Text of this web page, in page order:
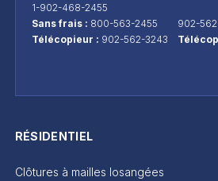
1-902-468-2455
Sans frais : 800-563-2455
Télécopieur : 902-562-3243
902-
RÉSIDENTIEL
Clôtures à mailles losangées